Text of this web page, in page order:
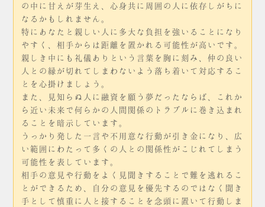
の中に甘えが芽生え、心身共に周囲の人に依存しがちに
なるかもしれません。
特にあなたと親しい人に多大な負担を強いることになり
やすく、相手からは距離を置かれる可能性が高いです。
親しき中にも礼儀ありという言葉を胸に刻み、仲の良い
人との縁が切れてしまわないよう落ち着いて対応するこ
とを心掛けましょう。
また、見知らぬ人に融資を願う夢だったならば、これか
ら近い未来で何らかの人間関係のトラブルに巻き込まれ
ることを暗示しています。
うっかり発した一言や不用意な行動が引き金になり、広
い範囲にわたって多くの人との関係性がこじれてしまう
可能性を表しています。
相手の意見や行動をよく見聞きすることで難を逃れるこ
とができるため、自分の意見を優先するのではなく聞き
手として慎重に人と接することを念頭に置いて行動しま